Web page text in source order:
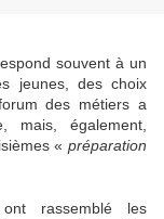
souvent à un
jeunes, des choix
des métiers a
mais, également,
« préparation
rassemblé les